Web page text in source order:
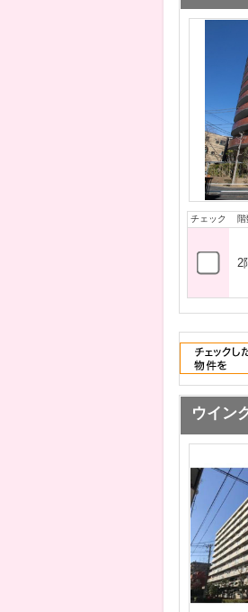
チェック 階
2
ウイン